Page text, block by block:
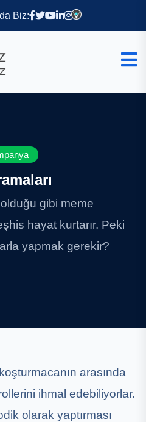
Biz:
gibi meme
hayat kurtarır. Peki
yapmak gerekir?
arasında
ihmal edebiliyorlar.
olarak yaptırması